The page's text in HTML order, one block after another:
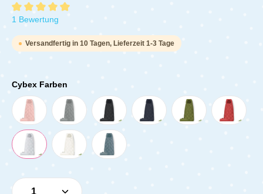
Durchschnittliche Bewertung von 5 von 5 Sternen
1 Bewertung
Versandfertig in 10 Tagen, Lieferzeit 1-3 Tage
Cybex Farben
Produkt Anzahl: Gib den gewünschten